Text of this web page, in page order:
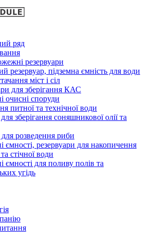
ряд
резервуари
резервуар, підземна ємність для води
міст і сіл
для зберігання КАС
очисні споруди
питної та технічної води
зберігання соняшникової олії та
розведення риби
ємності, резервуари для накопичення
стічної води
ємності для поливу полів та
угідь